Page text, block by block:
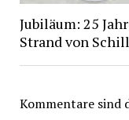
Jubiläum: 25
Strand von
Kommentare sind